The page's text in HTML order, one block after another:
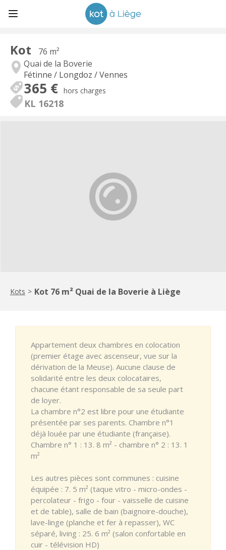
Kot
76 m²
Quai de la Boverie
Fétinne / Longdoz / Vennes
365 € hors charges
KL 16218
Kots > Kot 76 m² Quai de la Boverie à Liège
Appartement deux chambres en colocation
(premier étage avec ascenseur, vue sur la
dérivation de la Meuse). Aucune clause de
solidarité entre les deux colocataires,
chacune étant responsable de sa seule part
de loyer.
La chambre n°2 est libre pour une étudiante
présentée par ses parents. Chambre n°1
déjà louée par une étudiante (française).
Chambre n° 1 : 13. 8 m² - chambre n° 2 : 13. 1
m²
Les autres pièces sont communes : cuisine
équipée : 7. 5 m² (taque vitro - micro-ondes -
percolateur - frigo - four - vaisselle de cuisine
et de table), salle de bain (baignoire-douche),
lave-linge (planche et fer à repasser), WC
séparé, living : 25. 6 m² (salon confortable en
cuir - télévision HD)